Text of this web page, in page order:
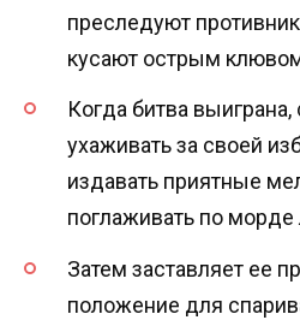
преследуют
кусают острым
Когда битва
ухаживать за своей
издавать приятные
поглаживать по морде
Затем заставляет ее
положение для